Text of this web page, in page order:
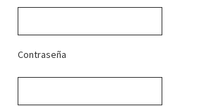
Contraseña